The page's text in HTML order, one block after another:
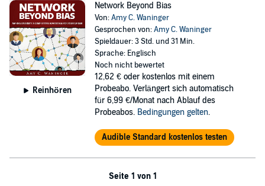
Reinhören
Network Beyond Bias
Von:Amy C. Waninger
Gesprochen von:Amy C. Waninger
Spieldauer: 3 Std. und 31 Min.
Sprache: Englisch
Noch nicht bewertet
12,62 € oder kostenlos mit einem
Probeabo. Verlängert sich automatisch
für 6,99 €/Monat nach Ablauf des
Probeabos. Bedingungen gelten.
Audible Standard kostenlos testen
Seite 1 von 1